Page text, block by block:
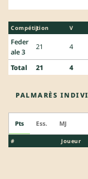
Compétition
J V
Feder
ale 3
21 4
Total 21 4
PALMARÈS
Pts Ess. MJ
# Joueur